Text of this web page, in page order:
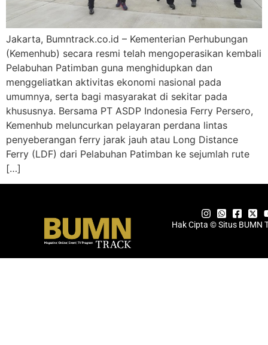
Jakarta, Bumntrack.co.id – Kementerian Perhubungan
(Kemenhub) secara resmi telah mengoperasikan kembali
Pelabuhan Patimban guna menghidupkan dan
menggeliatkan aktivitas ekonomi nasional pada
umumnya, serta bagi masyarakat di sekitar pada
khususnya. Bersama PT ASDP Indonesia Ferry Persero,
Kemenhub meluncurkan pelayaran perdana lintas
penyeberangan ferry jarak jauh atau Long Distance
Ferry (LDF) dari Pelabuhan Patimban ke sejumlah rute
[…]
Hak Cipta © Situs BUMN